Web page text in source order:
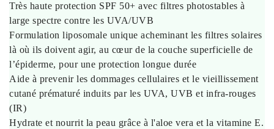
Très haute protection SPF 50+ avec filtres photostables à
large spectre contre les UVA/UVB
Formulation liposomale unique acheminant les filtres solaires
là où ils doivent agir, au cœur de la couche superficielle de
l’épiderme, pour une protection longue durée
Aide à prevenir les dommages cellulaires et le vieillissement
cutané prématuré induits par les UVA, UVB et infra-rouges
(IR)
Hydrate et nourrit la peau grâce à l'aloe vera et la vitamine E.